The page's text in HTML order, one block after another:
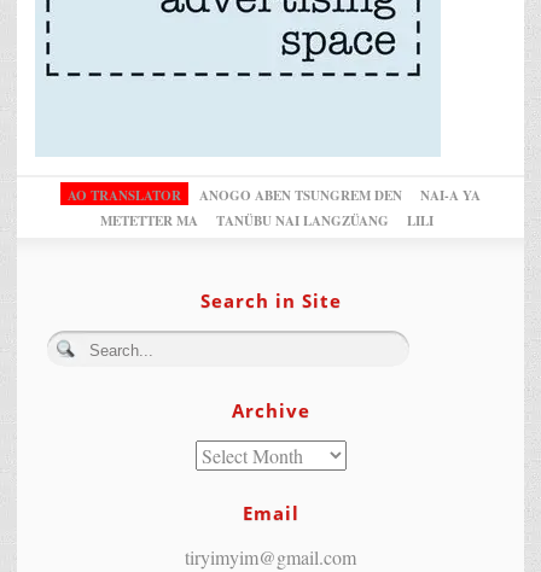
AO TRANSLATOR ANOGO ABEN TSUNGREM DEN
NAI-A YA
METETTER MA
TANÜBU NAI LANGZÜANG LILI
Search in Site
Archive
Email
tiryimyim@gmail.com